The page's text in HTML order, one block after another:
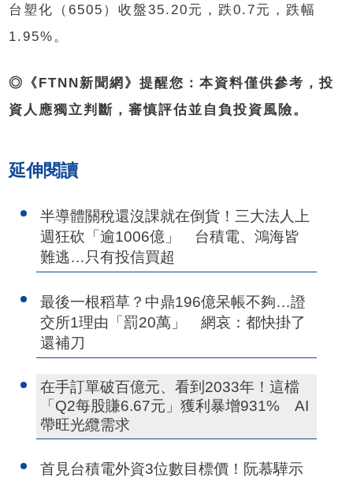
台塑化（6505）收盤35.20元，跌0.7元，跌幅
1.95%。
◎《FTNN新聞網》提醒您：本資料僅供參考，投
資人應獨立判斷，審慎評估並自負投資風險。
延伸閱讀
半導體關稅還沒課就在倒貨！三大法人上
週狂砍「逾1006億」 台積電、鴻海皆
難逃…只有投信買超
最後一根稻草？中鼎196億呆帳不夠…證
交所1理由「罰20萬」 網哀：都快掛了
還補刀
在手訂單破百億元、看到2033年！這檔
「Q2每股賺6.67元」獲利暴增931% AI
帶旺光纜需求
首見台積電外資3位數目標價！阮慕驊示